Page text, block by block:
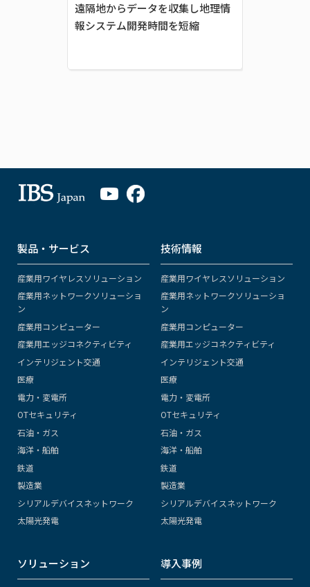
遠隔地からデータを収集し地理情
報システム開発時間を短縮
製品・サービス
産業用ワイヤレスソリューション
産業用ネットワークソリューショ
ン
産業用コンピューター
産業用エッジコネクティビティ
インテリジェント交通
医療
電力・変電所
OTセキュリティ
石油・ガス
海洋・船舶
鉄道
製造業
シリアルデバイスネットワーク
太陽光発電
技術情報
産業用ワイヤレスソリューション
産業用ネットワークソリューショ
ン
産業用コンピューター
産業用エッジコネクティビティ
インテリジェント交通
医療
電力・変電所
OTセキュリティ
石油・ガス
海洋・船舶
鉄道
製造業
シリアルデバイスネットワーク
太陽光発電
ソリューション 導入事例